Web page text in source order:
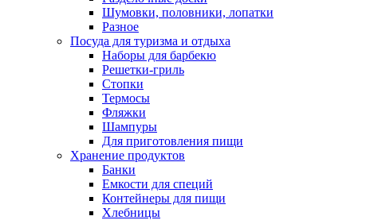
Шумовки, половники, лопатки
Разное
Посуда для туризма и отдыха
Наборы для барбекю
Решетки-гриль
Стопки
Термосы
Фляжки
Шампуры
Для приготовления пищи
Хранение продуктов
Банки
Емкости для специй
Контейнеры для пищи
Хлебницы